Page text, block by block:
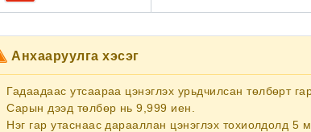
Анхааруулга хэсэг
Гадаадаас утсаараа цэнэглэх урьдчилсан төлбөрт
Сарын дээд төлбөр нь 9,999 иен.
Нэг гар утаснаас дарааллан цэнэглэх тохиолдолд 5